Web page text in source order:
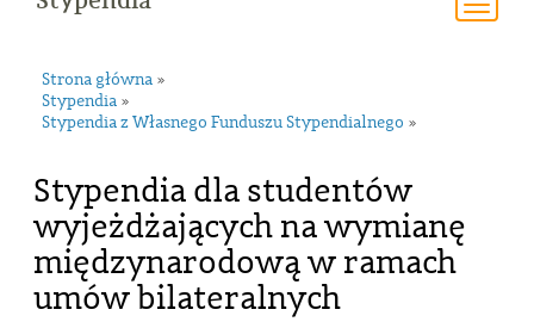
Strona główna »
Stypendia »
Stypendia z Własnego Funduszu Stypendialnego »
Stypendia dla studentów
wyjeżdżających na wymianę
międzynarodową w ramach
umów bilateralnych